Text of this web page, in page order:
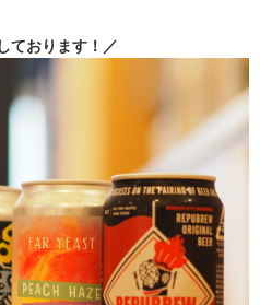
ております！／